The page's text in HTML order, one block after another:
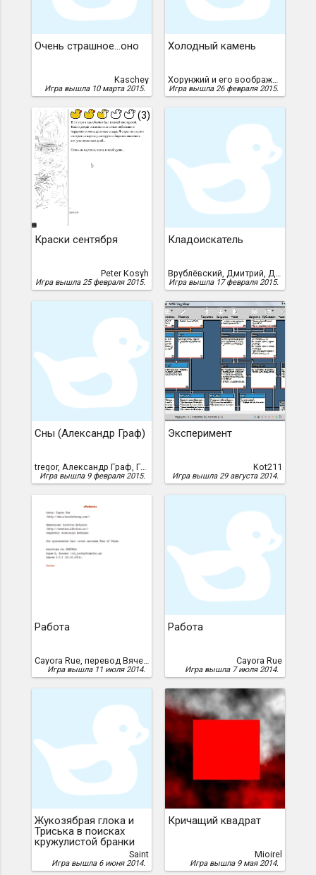
Очень страшное...оно
Kaschey
Игра вышла 10 марта 2015.
Холодный камень
Хорунжий и его воображаемые друзья
Игра вышла 26 февраля 2015.
(3)
Краски сентября
Peter Kosyh
Игра вышла 25 февраля 2015.
Кладоискатель
Врублёвский, Дмитрий, Дмитрий, Дмитрий Врублевский
Игра вышла 17 февраля 2015.
Сны (Александр Граф)
tregor, Александр Граф, Граф, Александр, Tregor
Игра вышла 9 февраля 2015.
Эксперимент
Kot211
Игра вышла 29 августа 2014.
Работа
Cayora Rue, перевод Вячеслава Добранова /Вадим Балашов/
Игра вышла 11 июля 2014.
Работа
Cayora Rue
Игра вышла 7 июля 2014.
Жукозябрая глока и
Триська в поисках
кружулистой бранки
Saint
Игра вышла 6 июня 2014.
Кричащий квадрат
Mioirel
Игра вышла 9 мая 2014.